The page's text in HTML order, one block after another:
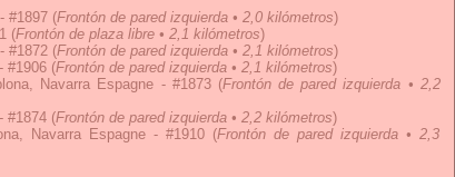
#1897 (Frontón de pared izquierda • 2,0 kilómetros)
(Frontón de plaza libre • 2,1 kilómetros)
#1872 (Frontón de pared izquierda • 2,1 kilómetros)
#1906 (Frontón de pared izquierda • 2,1 kilómetros)
Navarra Espagne - #1873(Frontón de pared izquierda • 2,2
#1874 (Frontón de pared izquierda • 2,2 kilómetros)
Navarra Espagne - #1910 (Frontón de pared izquierda • 2,3